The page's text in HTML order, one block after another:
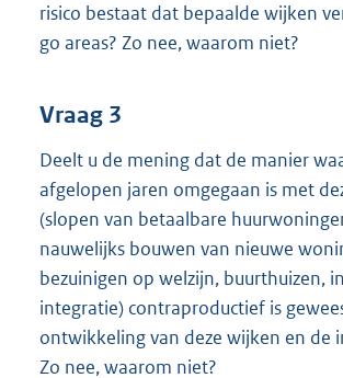
risico bestaat dat bepaalde wijken
go areas? Zo nee, waarom niet?
Vraag 3
Deelt u de mening dat de manier
afgelopen jaren omgegaan is met
(slopen van betaalbare
nauwelijks bouwen van nieuwe
bezuinigen op welzijn, buurthuizen,
integratie) contraproductief is
ontwikkeling van deze wijken en de
Zo nee, waarom niet?